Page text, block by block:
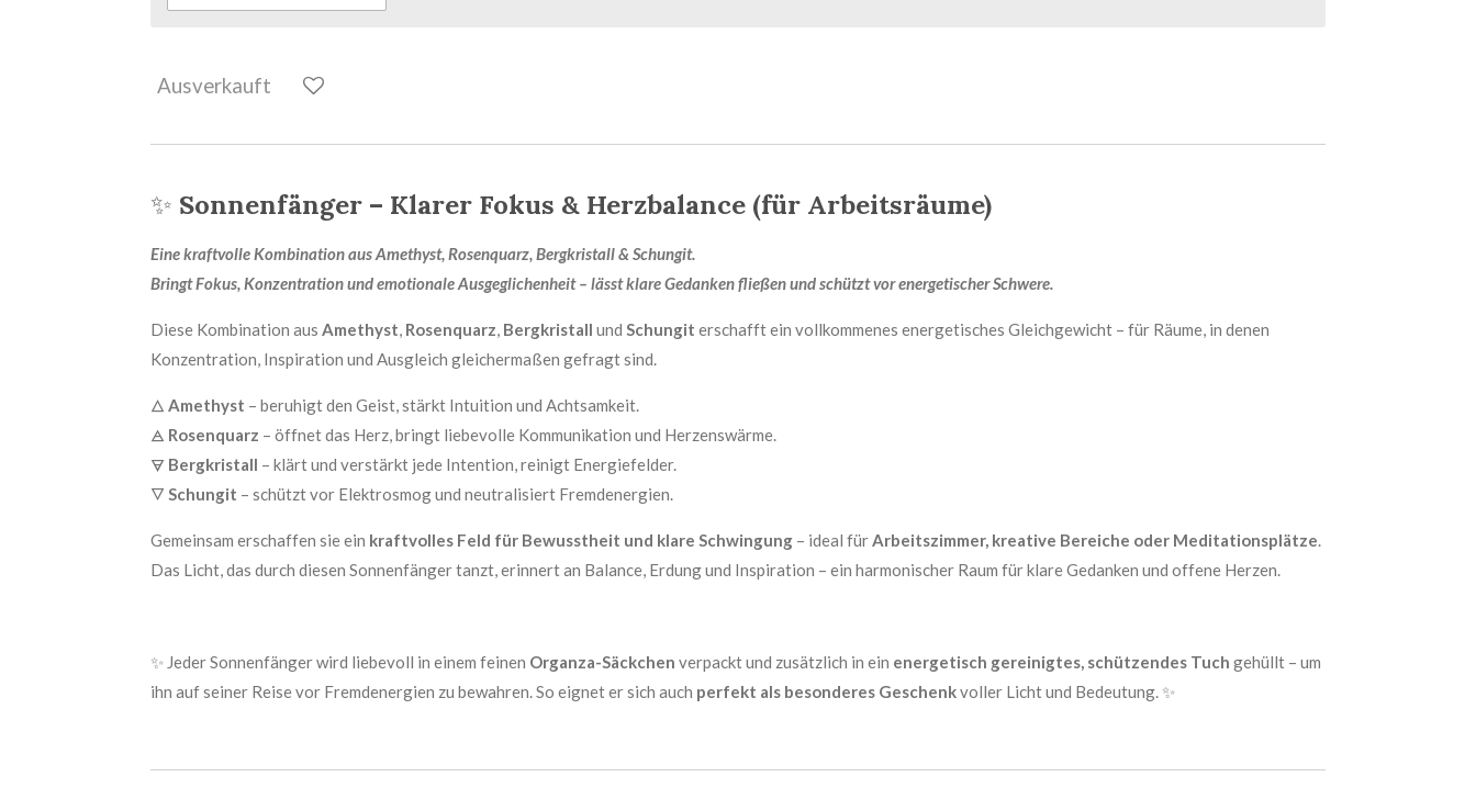
Ausverkauft
✨ Sonnenfänger – Klarer Fokus & Herzbalance (für Arbeitsräume)
Eine kraftvolle Kombination aus Amethyst, Rosenquarz, Bergkristall & Schungit.
Bringt Fokus, Konzentration und emotionale Ausgeglichenheit – lässt klare Gedanken fließen und schützt vor energetischer Schwere.
Diese Kombination aus Amethyst, Rosenquarz, Bergkristall und Schungit erschafft ein vollkommenes energetisches Gleichgewicht – für Räume, in denen
Konzentration, Inspiration und Ausgleich gleichermaßen gefragt sind.
🜂 Amethyst – beruhigt den Geist, stärkt Intuition und Achtsamkeit.
🜁 Rosenquarz – öffnet das Herz, bringt liebevolle Kommunikation und Herzenswärme.
🜃 Bergkristall – klärt und verstärkt jede Intention, reinigt Energiefelder.
🜄 Schungit – schützt vor Elektrosmog und neutralisiert Fremdenergien.
Gemeinsam erschaffen sie ein kraftvolles Feld für Bewusstheit und klare Schwingung – ideal fürArbeitszimmer, kreative Bereiche oder Meditationsplätze.
Das Licht, das durch diesen Sonnenfänger tanzt, erinnert an Balance, Erdung und Inspiration – ein harmonischer Raum für klare Gedanken und offene Herzen.
✨ Jeder Sonnenfänger wird liebevoll in einem feinen Organza-Säckchen verpackt und zusätzlich in ein energetisch gereinigtes, schützendes Tuch gehüllt – um
ihn auf seiner Reise vor Fremdenergien zu bewahren. So eignet er sich auch perfekt als besonderes Geschenkvoller Licht und Bedeutung. ✨